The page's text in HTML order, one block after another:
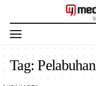
Tag: